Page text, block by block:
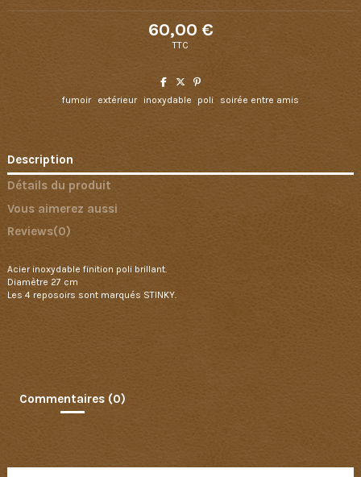
60,00 €
TTC
fumoir extérieur inoxydable poli soirée entre amis
Description
Détails du produit
Vous aimerez aussi
Reviews(0)
Acier inoxydable finition poli brillant.
Diamètre 27 cm
Les 4 reposoirs sont marqués STINKY.
Commentaires (0)